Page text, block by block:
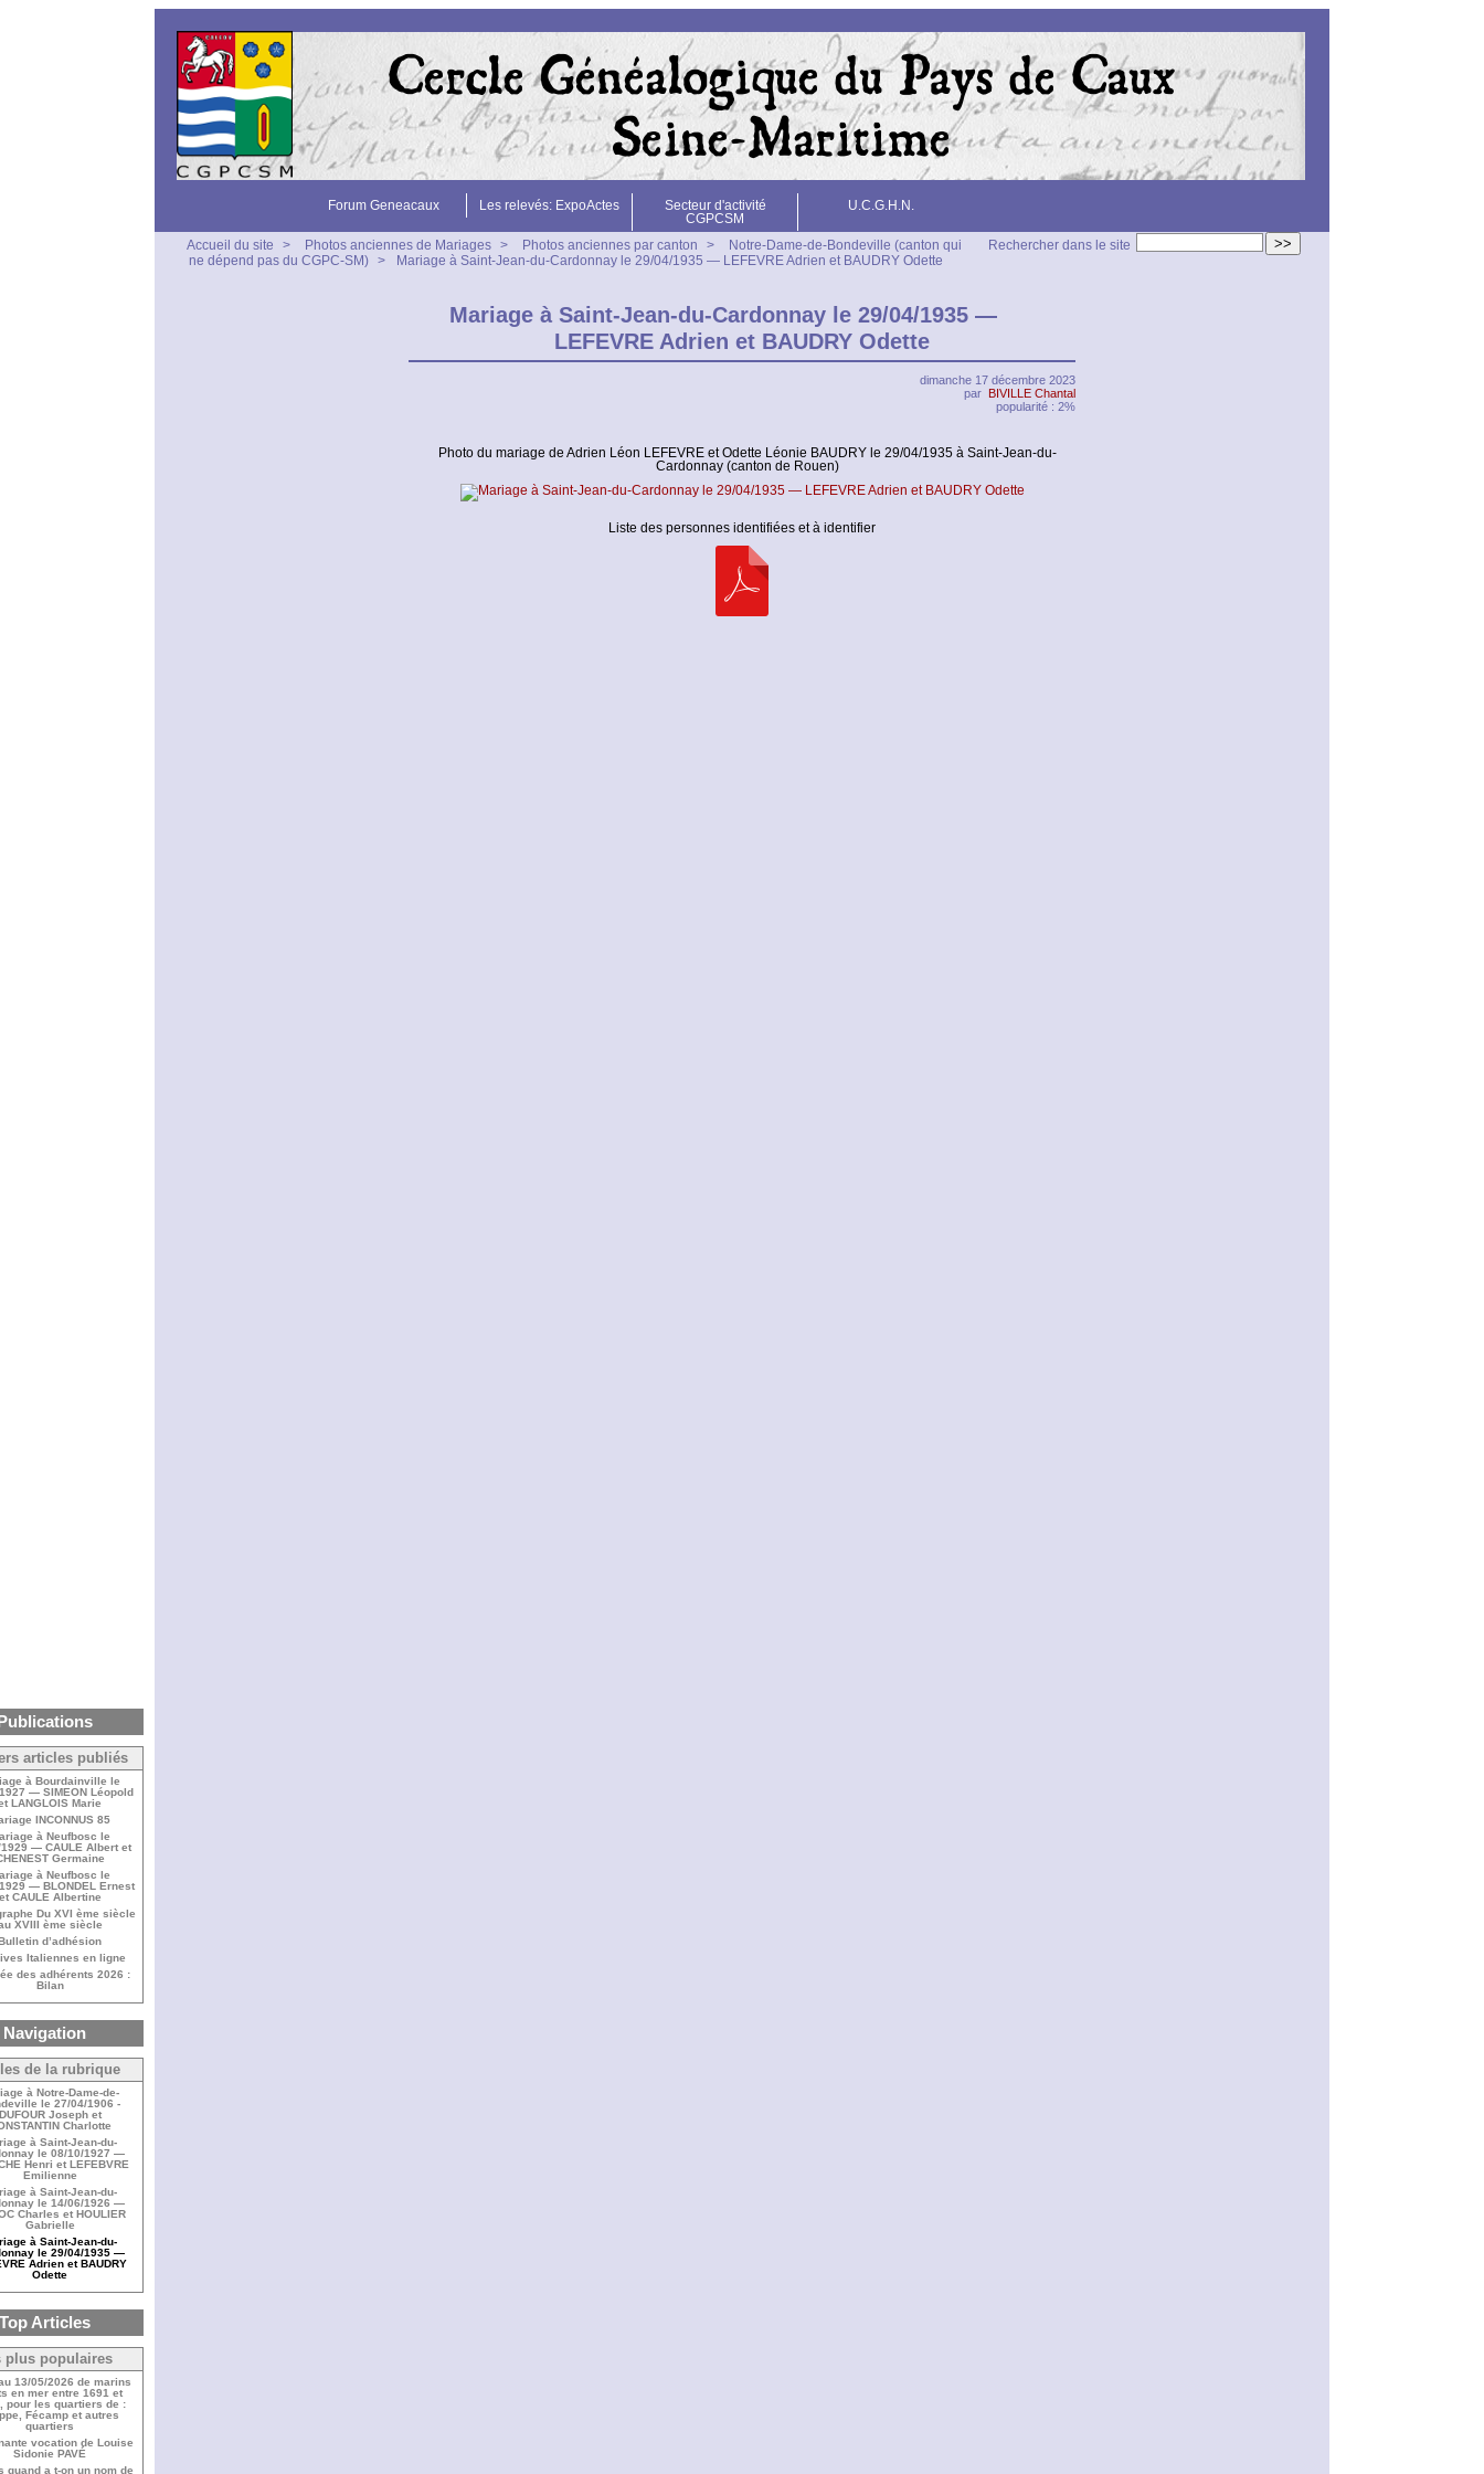
Forum Geneacaux Les relevés: ExpoActes
Secteur d'activité
CGPCSM
U.C.G.H.N.
>>
Rechercher dans le site
Accueil du site > Photos anciennes de Mariages > Photos anciennes par canton >
Notre-Dame-de-Bondeville (canton qui
ne dépend pas du CGPC-SM) > Mariage à Saint-Jean-du-Cardonnay le 29/04/1935 — LEFEVRE Adrien et BAUDRY Odette
Mariage à Saint-Jean-du-Cardonnay le 29/04/1935 —
LEFEVRE Adrien et BAUDRY Odette
dimanche 17 décembre 2023
par BIVILLE Chantal
popularité : 2%
Photo du mariage de Adrien Léon LEFEVRE et Odette Léonie BAUDRY le 29/04/1935 à Saint-Jean-du-
Cardonnay (canton de Rouen)
Liste des personnes identifiées et à identifier
articles publiés
à Bourdainville le
— SIMEON Léopold
LANGLOIS Marie
INCONNUS 85
à Neufbosc le
— CAULE Albert et
Germaine
à Neufbosc le
— BLONDEL Ernest
CAULE Albertine
Du XVI ème siècle
XVIII ème siècle
d’adhésion
Italiennes en ligne
des adhérents 2026 :
Bilan
Navigation
de la rubrique
à Notre-Dame-de-
le 27/04/1906 -
Joseph et
Charlotte
à Saint-Jean-du-
le 08/10/1927 —
Henri et LEFEBVRE
Emilienne
à Saint-Jean-du-
le 14/06/1926 —
Charles et HOULIER
Gabrielle
à Saint-Jean-du-
le 29/04/1935 —
Adrien et BAUDRY
Odette
Articles
plus populaires
13/05/2026 de marins
en mer entre 1691 et
pour les quartiers de :
Fécamp et autres
quartiers
vocation de Louise
Sidonie PAVÉ
quand a t-on un nom de